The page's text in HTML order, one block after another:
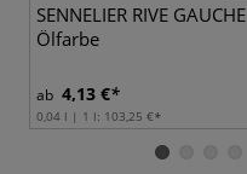
SENNELIER RIVE GAUCHE
Ölfarbe
ab 4,13 €
0,04 l | 1 l: 103,25 €